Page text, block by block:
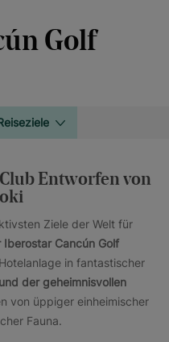
Golf
Entworfen von
Ziele der Welt für
Iberostar Cancún Golf
in fantastischer
der geheimnisvollen
von üppiger einheimischer
Fauna.